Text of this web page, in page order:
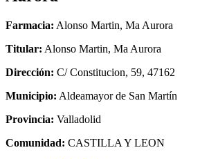
Farmacia: Alonso Martin, Ma Aurora
Titular: Alonso Martin, Ma Aurora
Dirección: C/ Constitucion, 59, 47162
Municipio: Aldeamayor de San Martín
Provincia: Valladolid
Comunidad: CASTILLA Y LEON